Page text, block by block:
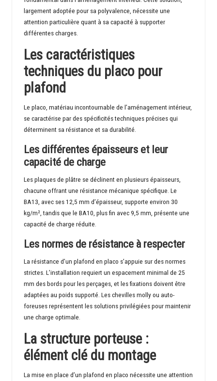
c
t
o
n
largement adoptée pour sa polyvalence, nécessite une
attention particulière quant à sa capacité à supporter
différentes charges.
Les caractéristiques
techniques du placo pour
plafond
Le placo, matériau incontournable de l’aménagement intérieur,
se caractérise par des spécificités techniques précises qui
déterminent sa résistance et sa durabilité.
Les différentes épaisseurs et leur
capacité de charge
Les plaques de plâtre se déclinent en plusieurs épaisseurs,
chacune offrant une résistance mécanique spécifique. Le
BA13, avec ses 12,5 mm d’épaisseur, supporte environ 30
kg/m², tandis que le BA10, plus fin avec 9,5 mm, présente une
capacité de charge réduite.
Les normes de résistance à respecter
La résistance d’un plafond en placo s’appuie sur des normes
strictes. L’installation requiert un espacement minimal de 25
mm des bords pour les perçages, et les fixations doivent être
adaptées au poids supporté. Les chevilles molly ou auto-
foreuses représentent les solutions privilégiées pour maintenir
une charge optimale.
La structure porteuse :
élément clé du montage
La mise en place d’un plafond en placo nécessite une attention